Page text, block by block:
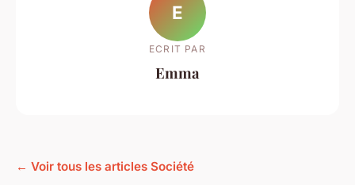
E
ECRIT PAR
Emma
← Voir tous les articles Société